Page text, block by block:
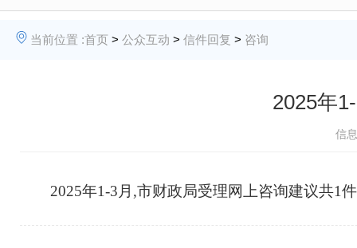
当前位置 :首页 > 公众互动 > 信件回复 > 咨询
2025年
信
2025年1-3月,市财政局受理网上咨询建议共1件